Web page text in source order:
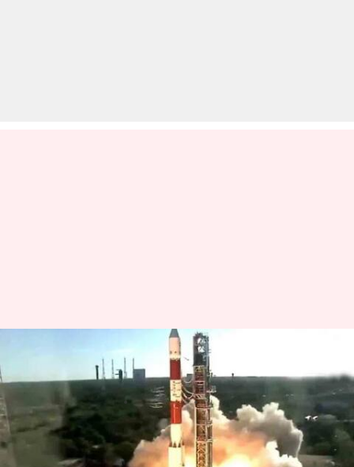
PSLV-C59: నింగిలోకి దూసుకెళ్లిన
పీఎస్ఎల్వీ-సీ59 రాకెట్‌
Sirish Praharaju Dec 05, 2024 04:20 pm
ఈ వార్తాకథనం ఏంటి